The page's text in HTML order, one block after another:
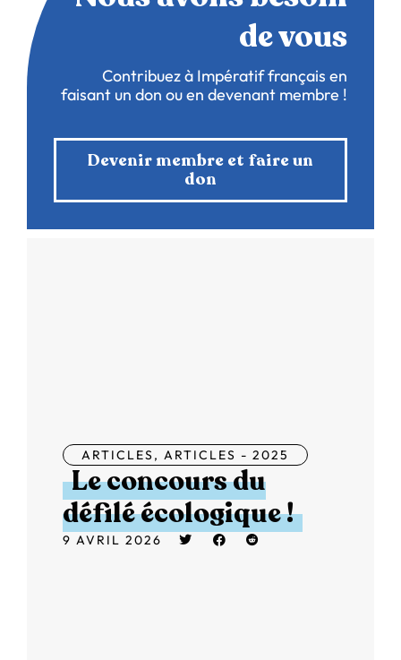
de vous
Contribuez à Impératif français en
faisant un don ou en devenant membre !
Devenir membre et faire un
don
ARTICLES, ARTICLES - 2025
Le concours du
défilé écologique !
9 AVRIL 2026